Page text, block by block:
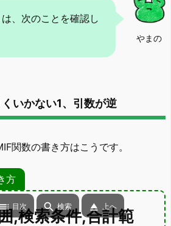
やまの
、次のことを確認し
いかない1、引数が逆
関数の書き方はこうです。
方
,検索条件,合計範
目次  検索  上へ